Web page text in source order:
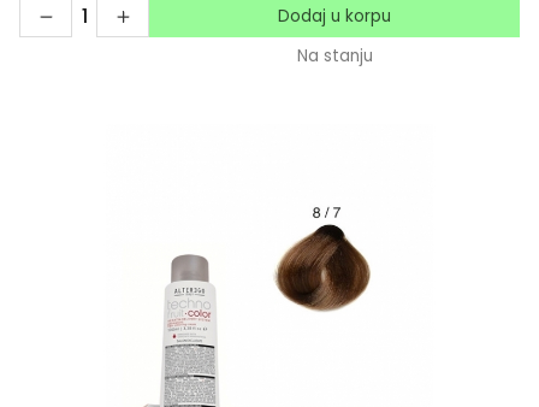
1
Dodaj u korpu
Na stanju